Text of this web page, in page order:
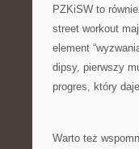
PZKiSW to
street workout
element
dipsy, pierwszy
progres, który
Warto też